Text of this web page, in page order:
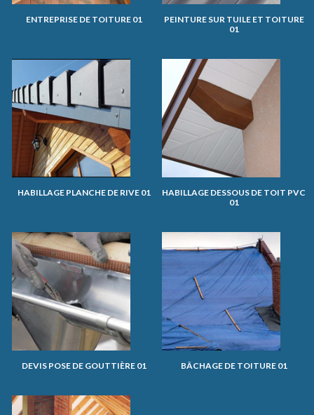
ENTREPRISE DE TOITURE 01
PEINTURE SUR TUILE ET TOITURE
01
HABILLAGE PLANCHE DE RIVE 01
HABILLAGE DESSOUS DE TOIT PVC
01
DEVIS POSE DE GOUTTIÈRE 01 BÂCHAGE DE TOITURE 01